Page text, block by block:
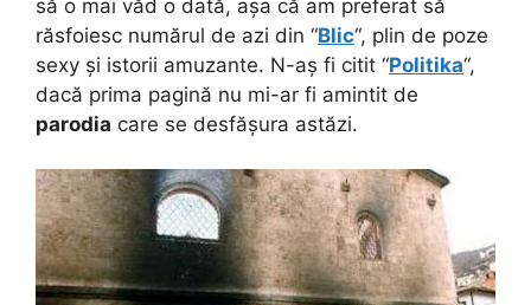
să o mai văd o dată, așa că am preferat să
răsfoiesc numărul de azi din “Blic“, plin de poze
sexy și istorii amuzante. N-aș fi citit “Politika“,
dacă prima pagină nu mi-ar fi amintit de
parodia care se desfășura astăzi.